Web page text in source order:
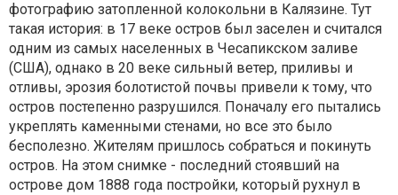
фотографию затопленной колокольни в Калязине. Тут
такая история: в 17 веке остров был заселен и считался
одним из самых населенных в Чесапикском заливе
(США), однако в 20 веке сильный ветер, приливы и
отливы, эрозия болотистой почвы привели к тому, что
остров постепенно разрушился. Поначалу его пытались
укреплять каменными стенами, но все это было
бесполезно. Жителям пришлось собраться и покинуть
остров. На этом снимке - последний стоявший на
острове дом 1888 года постройки, который рухнул в